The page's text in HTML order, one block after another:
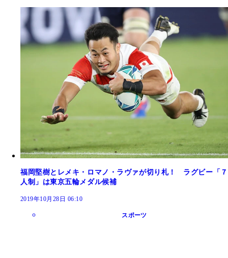
福岡堅樹とレメキ・ロマノ・ラヴァが切り札！ ラグビー「７
人制」は東京五輪メダル候補
2019年10月28日 06:10
スポーツ